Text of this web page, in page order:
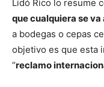
Lidó Rico lo resume
que cualquiera se
a bodegas o cepas
objetivo es que esta
“reclamo